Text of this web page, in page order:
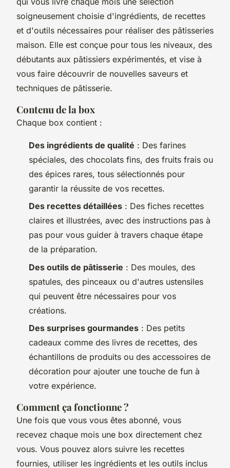
soigneusement choisie d'ingrédients, de recettes
et d'outils nécessaires pour réaliser des pâtisseries
maison. Elle est conçue pour tous les niveaux, des
débutants aux pâtissiers expérimentés, et vise à
vous faire découvrir de nouvelles saveurs et
techniques de pâtisserie.
Contenu de la box
Chaque box contient :
Des ingrédients de qualité : Des farines
spéciales, des chocolats fins, des fruits frais ou
des épices rares, tous sélectionnés pour
garantir la réussite de vos recettes.
Des recettes détaillées : Des fiches recettes
claires et illustrées, avec des instructions pas à
pas pour vous guider à travers chaque étape
de la préparation.
Des outils de pâtisserie : Des moules, des
spatules, des pinceaux ou d'autres ustensiles
qui peuvent être nécessaires pour vos
créations.
Des surprises gourmandes : Des petits
cadeaux comme des livres de recettes, des
échantillons de produits ou des accessoires de
décoration pour ajouter une touche de fun à
votre expérience.
Comment ça fonctionne ?
Une fois que vous vous êtes abonné, vous
recevez chaque mois une box directement chez
vous. Vous pouvez alors suivre les recettes
fournies, utiliser les ingrédients et les outils inclus